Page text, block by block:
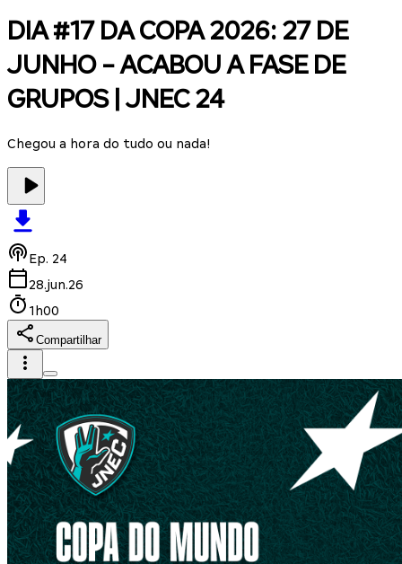
DIA #17 DA COPA 2026: 27 DE
JUNHO - ACABOU A FASE DE
GRUPOS | JNEC 24
Chegou a hora do tudo ou nada!
Ep. 24
28.jun.26
1h00
Compartilhar